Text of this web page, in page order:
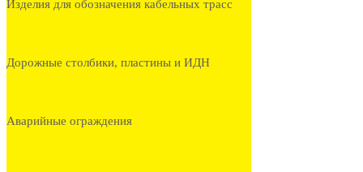
Изделия для обозначения кабельных трасс
Дорожные столбики, пластины и ИДН
Аварийные ограждения